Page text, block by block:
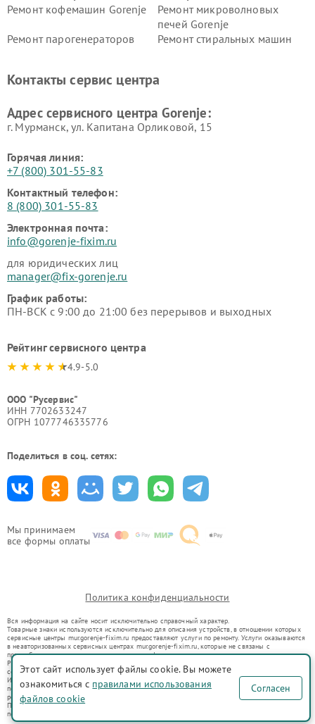
Мы принимаем
все формы оплаты
Ремонт кофемашин Gorenje
Ремонт микроволновых
печей Gorenje
Ремонт парогенераторов
Ремонт стиральных машин
Контакты сервис центра
Адрес сервисного центра Gorenje:
г. Мурманск, ул. Капитана Орликовой, 15
Горячая линия:
+7 (800) 301-55-83
Контактный телефон:
8 (800) 301-55-83
Электронная почта:
info@gorenje-fixim.ru
для юридических лиц
manager@fix-gorenje.ru
График работы:
ПН-ВСК с 9:00 до 21:00 без перерывов и выходных
Рейтинг сервисного центра
4.9-5.0
ООО "Русервис"
ИНН 7702633247
ОГРН 1077746335776
Поделиться в соц. сетях:
Политика конфиденциальности
Вся информация на сайте носит исключительно справочный характер.
Товарные знаки используются исключительно для описания устройств, в отношении которых
сервисные центры mur.gorenje-fixim.ru предоставляют услуги по ремонту. Услуги оказываются
в неавторизованных сервисных центрах mur.gorenje-fixim.ru, которые не связаны с
правообладателями товарных знаков или их официальными представителями.
Ремонт осуществляется для устройств, уже введенных в гражданский оборот в соответствии
со статьей 1487 ГК РФ.
Использование товарных знаков не преследует цели индивидуализации услуг или введения
потребителей в заблуждение, а служит для информирования о предоставляемых услугах по
ремонту техники указанных брендов.
Представленная на сайте информация не является публичной офертой, определяемой
положениями Статьи 437(2) Гражданского кодекса РФ
Этот сайт использует файлы cookie. Вы можете
ознакомиться с правилами использования
файлов cookie
Согласен